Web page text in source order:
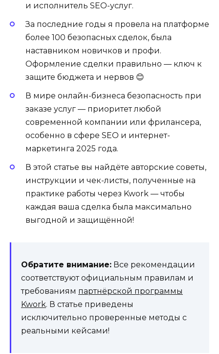
и исполнитель SEO-услуг.
За последние годы я провела на платформе
более 100 безопасных сделок, была
наставником новичков и профи.
Оформление сделки правильно — ключ к
защите бюджета и нервов 😊
В мире онлайн-бизнеса безопасность при
заказе услуг — приоритет любой
современной компании или фрилансера,
особенно в сфере SEO и интернет-
маркетинга 2025 года.
В этой статье вы найдёте авторские советы,
инструкции и чек-листы, полученные на
практике работы через Kwork — чтобы
каждая ваша сделка была максимально
выгодной и защищённой!
Обратите внимание: Все рекомендации
соответствуют официальным правилам и
требованиям партнёрской программы
Kwork. В статье приведены
исключительно проверенные методы с
реальными кейсами!